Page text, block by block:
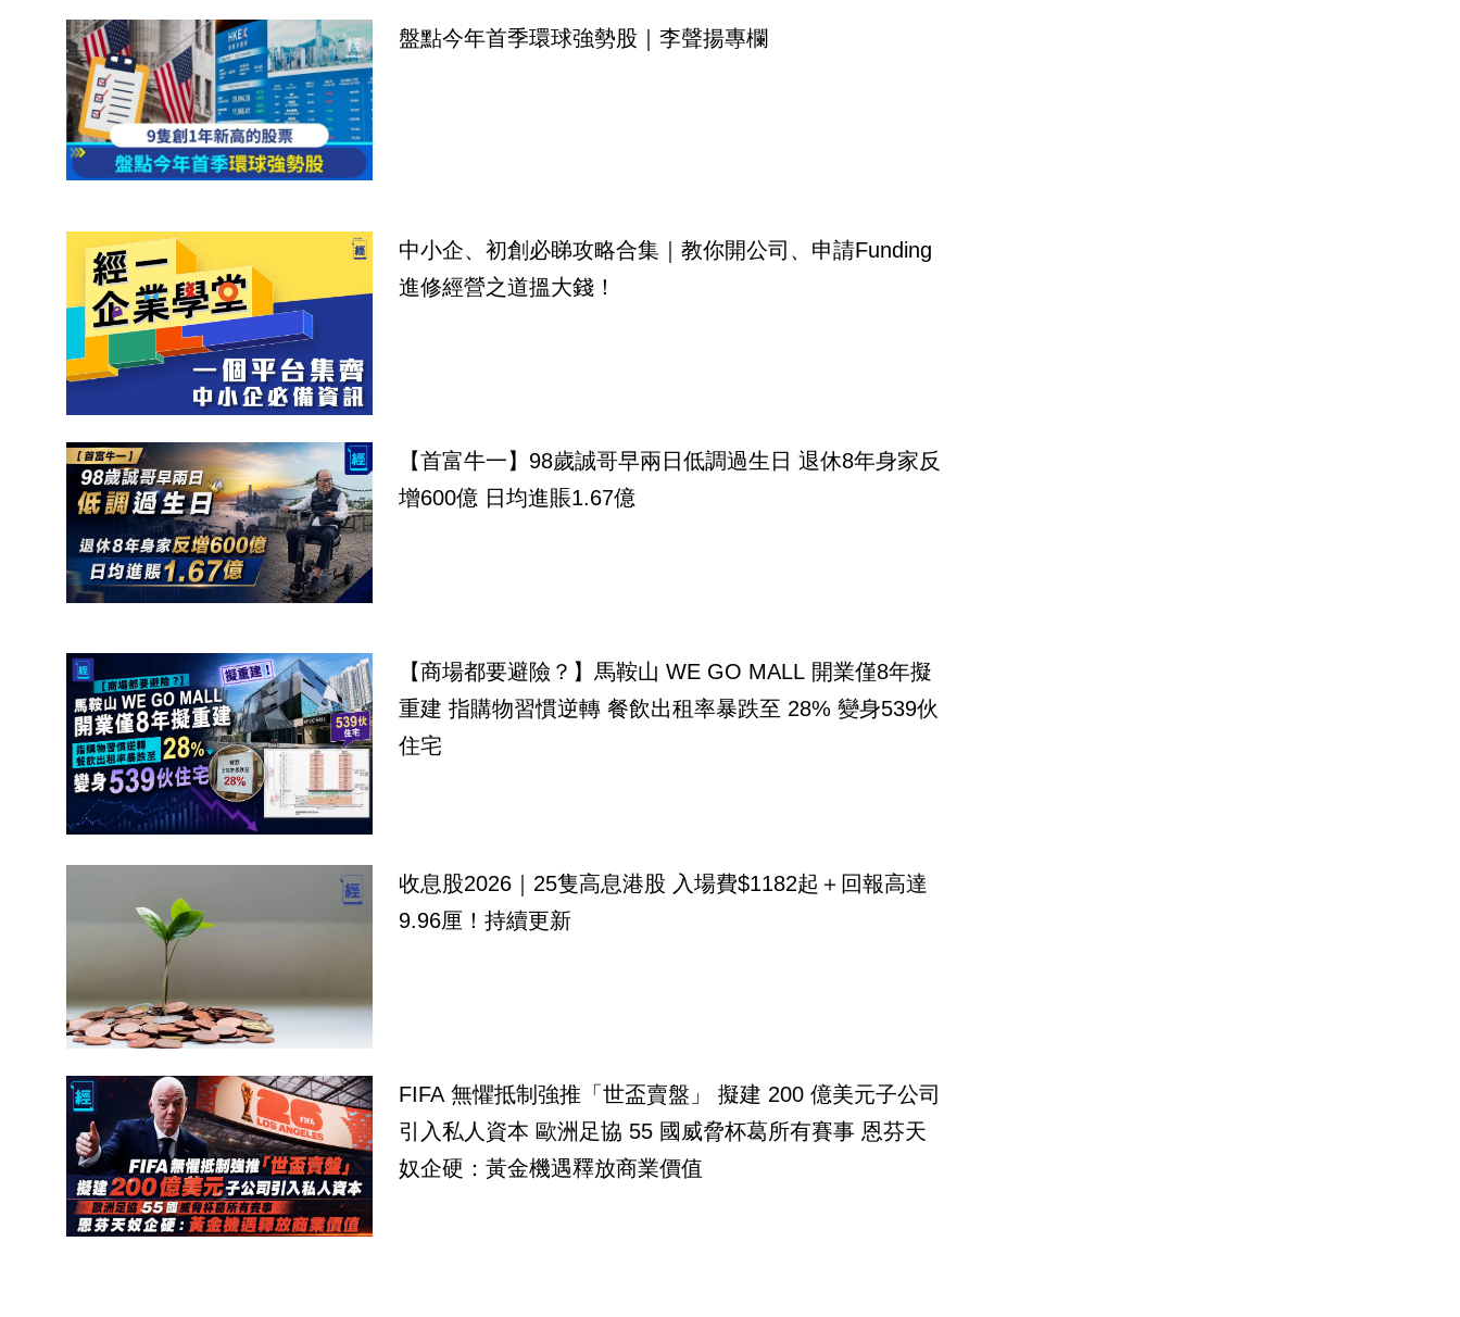
盤點今年首季環球強勢股｜李聲揚專欄
中小企、初創必睇攻略合集｜教你開公司、申請Funding
進修經營之道搵大錢！
【首富牛一】98歲誠哥早兩日低調過生日 退休8年身家反
增600億 日均進賬1.67億
【商場都要避險？】馬鞍山 WE GO MALL 開業僅8年擬
重建 指購物習慣逆轉 餐飲出租率暴跌至 28% 變身539伙
住宅
收息股2026｜25隻高息港股 入場費$1182起＋回報高達
9.96厘！持續更新
FIFA 無懼抵制強推「世盃賣盤」 擬建 200 億美元子公司
引入私人資本 歐洲足協 55 國威脅杯葛所有賽事 恩芬天
奴企硬：黃金機遇釋放商業價值